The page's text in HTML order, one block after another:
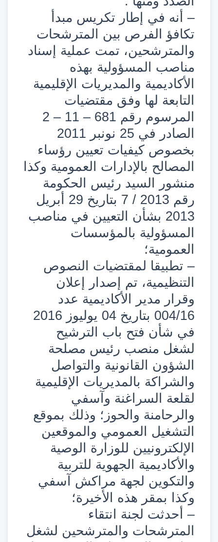
– أنه في إطار تكريس مبدأ
تكافؤ الفرص بين المترشحات
والمترشحين، تمت عملية إسناد
مناصب المسؤولية بهذه
الأكاديمية والمديريات الإقليمية
التابعة لها وفق مقتضيات
المرسوم رقم 681 – 11 – 2
الصادر في 25 نونبر 2011
بخصوص كيفيات تعيين رؤساء
المصالح بالإدارات العمومية وكذا
منشور السيد رئيس الحكومة
رقم 2013 / 7 بتاريخ 29 أبريل
2013 بشأن التعيين في مناصب
المسؤولية بالمؤسسات
العمومية؛
– تطبيقا لمقتضيات النصوص
التنظيمية، تم إصدار إعلان
وقرار مدير الأكاديمية عدد
004/16 بتاريخ 04 يوليوز 2016
في شأن فتح باب الترشيح
لشغل منصب رئيس مصلحة
الشؤون القانونية والتواصل
والشراكة بالمديريات الإقليمية
لقلعة السراغنة وآسفي
والرحامنة والحوز؛ وذلك بموقع
التشغيل العمومي والموقعين
الإلكترونيين للوزارة الوصية
والأكاديمية الجهوية للتربية
والتكوين لجهة مراكش آسفي
وكذا بمقر هذه الأخيرة؛
– أحدثت لجنة انتقاء
المترشحات والمترشحين لشغل